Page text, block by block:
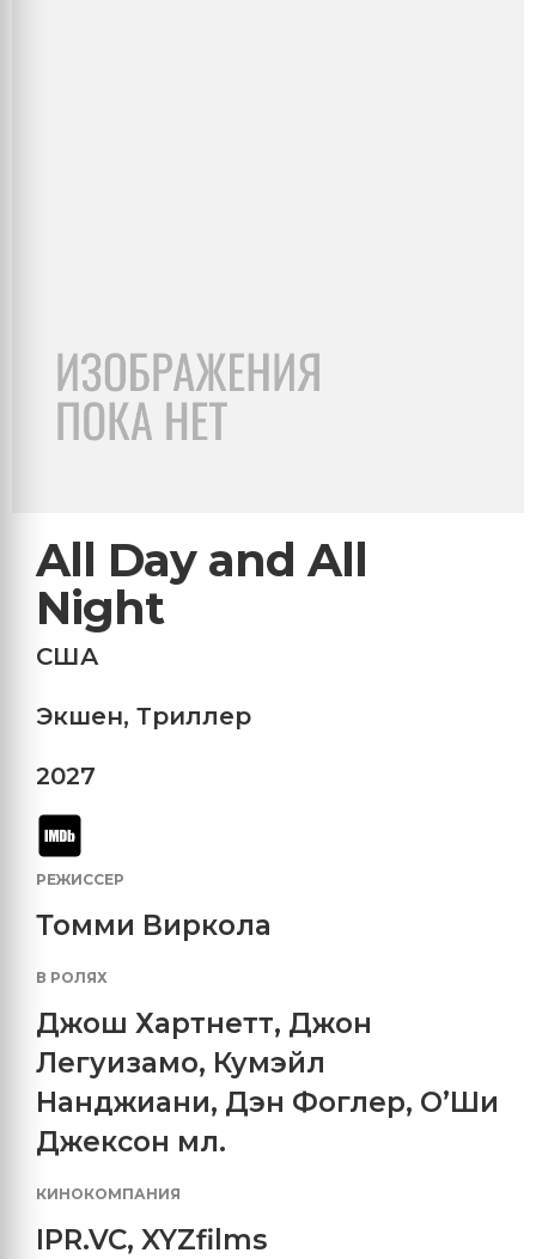
All Day and All
Night
США
Экшен, Триллер
2027
РЕЖИССЕР
Томми Виркола
В РОЛЯХ
Джош Хартнетт, Джон
Легуизамо, Кумэйл
Нанджиани, Дэн Фоглер, О’Ши
Джексон мл.
КИНОКОМПАНИЯ
IPR.VC, XYZfilms